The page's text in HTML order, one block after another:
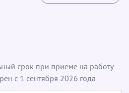
срок при приеме на работу
с 1 сентября 2026 года